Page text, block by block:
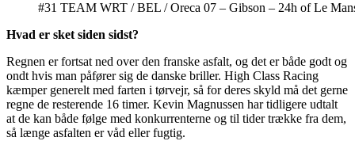
#31 TEAM WRT / BEL / Oreca 07 – Gibson – 24h of Le
Hvad er sket siden sidst?
Regnen er fortsat ned over den franske asfalt, og det er både godt og
ondt hvis man påfører sig de danske briller. High Class Racing
kæmper generelt med farten i tørvejr, så for deres skyld må det gerne
regne de resterende 16 timer. Kevin Magnussen har tidligere udtalt
at de kan både følge med konkurrenterne og til tider trække fra dem,
så længe asfalten er våd eller fugtig.